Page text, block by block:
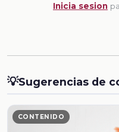
Inicia sesion
💡Sugerencias de
CONTENIDO